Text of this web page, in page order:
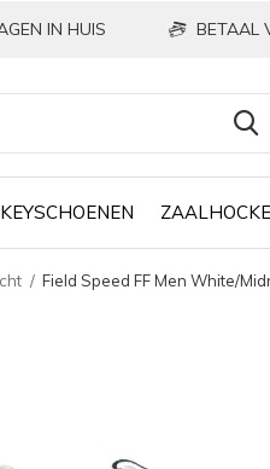
IN HUIS BETAAL
Field Speed FF Men White/